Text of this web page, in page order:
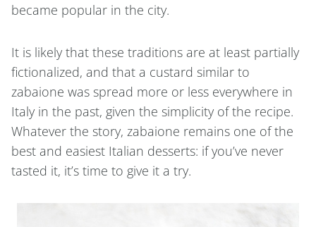
became popular in the city.
It is likely that these traditions are at least partially
fictionalized, and that a custard similar to
zabaione was spread more or less everywhere in
Italy in the past, given the simplicity of the recipe.
Whatever the story, zabaione remains one of the
best and easiest Italian desserts: if you’ve never
tasted it, it’s time to give it a try.